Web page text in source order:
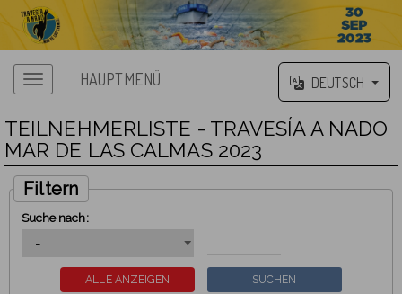
HAUPTMENÜ DEUTSCH
TEILNEHMERLISTE - TRAVESÍA A NADO
MAR DE LAS CALMAS 2023
Filtern
Suche nach: